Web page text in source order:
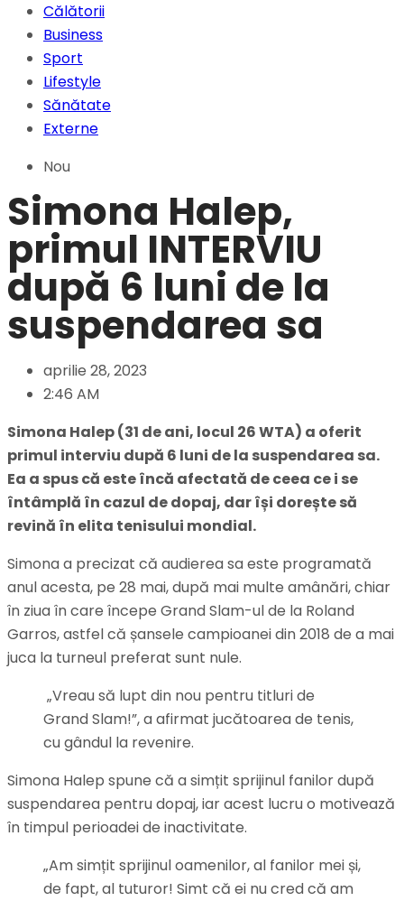
Călătorii
Business
Sport
Lifestyle
Sănătate
Externe
Nou
Simona Halep,
primul INTERVIU
după 6 luni de la
suspendarea sa
aprilie 28, 2023
2:46 AM
Simona Halep (31 de ani, locul 26 WTA) a oferit
primul interviu după 6 luni de la suspendarea sa.
Ea a spus că este încă afectată de ceea ce i se
întâmplă în cazul de dopaj, dar își dorește să
revină în elita tenisului mondial.
Simona a precizat că audierea sa este programată
anul acesta, pe 28 mai, după mai multe amânări, chiar
în ziua în care începe Grand Slam-ul de la Roland
Garros, astfel că șansele campioanei din 2018 de a mai
juca la turneul preferat sunt nule.
„Vreau să lupt din nou pentru titluri de
Grand Slam!”, a afirmat jucătoarea de tenis,
cu gândul la revenire.
Simona Halep spune că a simțit sprijinul fanilor după
suspendarea pentru dopaj, iar acest lucru o motivează
în timpul perioadei de inactivitate.
„Am simțit sprijinul oamenilor, al fanilor mei și,
de fapt, al tuturor! Simt că ei nu cred că am